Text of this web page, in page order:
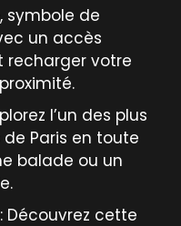
symbole de
un accès
recharger votre
l’un des plus
Paris en toute
balade ou un
: Découvrez cette